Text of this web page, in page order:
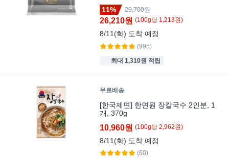
11%
29,700원
26,210원 (100g당 1,213원)
8/11(화) 도착 예정
(995)
최대 1,310원 적립
무료배송
[한국제면] 한면원 장칼국수 2인분, 1
개, 370g
10,960원 (100g당 2,962원)
8/11(화) 도착 예정
(60)